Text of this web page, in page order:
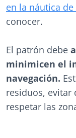
en la náutica de
conocer.
El patrón debe
minimicen el
navegación.
residuos, evitar
respetar las